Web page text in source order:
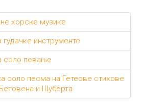
хорске музике
инструменте
соло певање
соло песма на Гетеове стихове
и Шуберта